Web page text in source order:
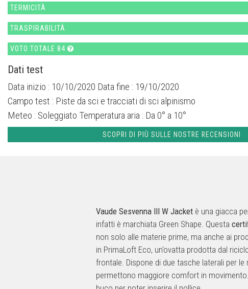
TERMICITÀ
TRASPIRABILITÀ
VOTO TOTALE 84
Dati test
Data inizio : 10/10/2020 Data fine : 19/10/2020
Campo test : Piste da sci e tracciati di sci alpinismo
Meteo : Soleggiato Temperatura aria : Da 0° a 10°
SCOPRI DI PIÙ SULLE NOSTRE RECENSIONI
Vaude Sesvenna III W Jacket è una giacca
infatti è marchiata Green Shape. Questa
non solo alle materie prime, ma anche ai
in PrimaLoft Eco, un'ovatta prodotta dal
frontale. Dispone di due tasche laterali per
permettono maggiore comfort in